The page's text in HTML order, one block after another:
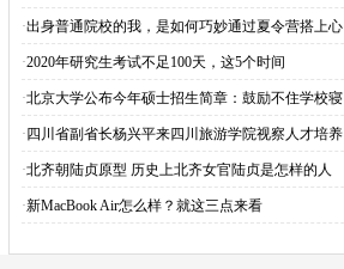
·出身普通院校的我，是如何巧妙通过夏令营搭上心
·2020年研究生考试不足100天，这5个时间
·北京大学公布今年硕士招生简章：鼓励不住学校寝
· 四川省副省长杨兴平来四川旅游学院视察人才培养
·北齐朝陆贞原型 历史上北齐女官陆贞是怎样的人
·新MacBook Air怎么样？就这三点来看